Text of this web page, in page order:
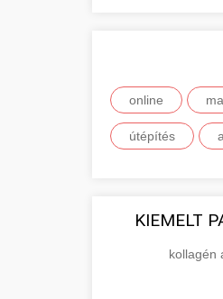
online
útépítés
KIEMELT
kollagén